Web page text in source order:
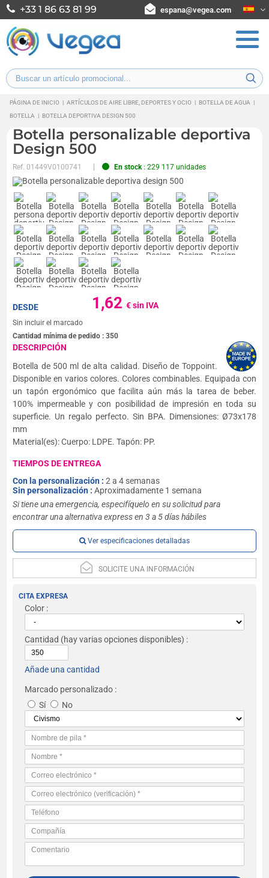
+33 1 86 63 81 99 espana@vegea.com
PÁGINA DE INICIO | ARTÍCULOS DE AIRE LIBRE, DEPORTES Y OCIO | BOTELLA DE AGUA
|
BOTELLA
| BOTELLA DEPORTIVA DESIGN 500
Botella personalizable deportiva
Design 500
Ref.01449V0100741 En stock: 229 117 unidades
1,62€ sin IVA
DESDE
Sin incluir el marcado
Cantidad mínima de pedido :350
DESCRIPCIÓN
Botella de 500 ml de alta calidad. Diseño de Toppoint.
Disponible en varios colores. Colores combinables. Equipada con
un tapón ergonómico que facilita aún más la tarea de beber.
100% impermeable y con posibilidad de impresión en toda su
superficie. Un regalo perfecto. Sin BPA. Dimensiones: Ø73x178
mm
Material(es): Cuerpo: LDPE. Tapón: PP.
TIEMPOS DE ENTREGA
Con la personalización :2 a 4 semanas
Sin personalización :Aproximadamente 1 semana
Si tiene una emergencia, especifíquelo en su solicitud para
encontrar una alternativa express en 3 a 5 días hábiles
Ver especificaciones detalladas
SOLICITE UNA INFORMACIÓN
CITA EXPRESA
Color :
Cantidad (hay varias opciones disponibles) :
Añade una cantidad
Marcado personalizado :
Sí
No